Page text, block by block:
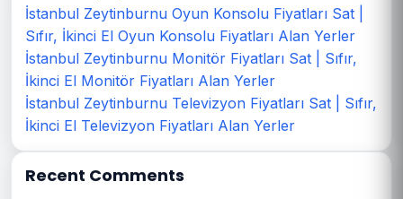
İstanbul Zeytinburnu Oyun Konsolu Fiyatları Sat |
Sıfır, İkinci El Oyun Konsolu Fiyatları Alan Yerler
İstanbul Zeytinburnu Monitör Fiyatları Sat | Sıfır,
İkinci El Monitör Fiyatları Alan Yerler
İstanbul Zeytinburnu Televizyon Fiyatları Sat | Sıfır,
İkinci El Televizyon Fiyatları Alan Yerler
Recent Comments